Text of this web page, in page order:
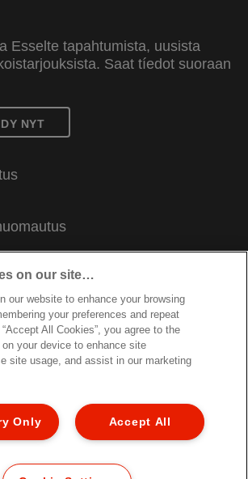
Esselte tapahtumista, uusista
Saat tíedot suoraan
NYT
All Rights Reserved.
on our site…
our website to enhance your browsing
your preferences and repeat
All Cookies”, you agree to the
your device to enhance site
site usage, and assist in our marketing
Accept All
Only